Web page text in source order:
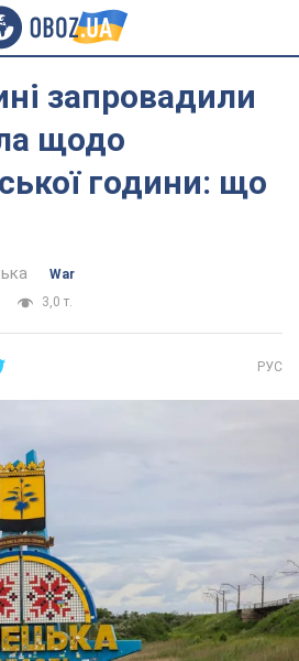
запровадили
щодо
години: що
War
3,0 т.
РУС